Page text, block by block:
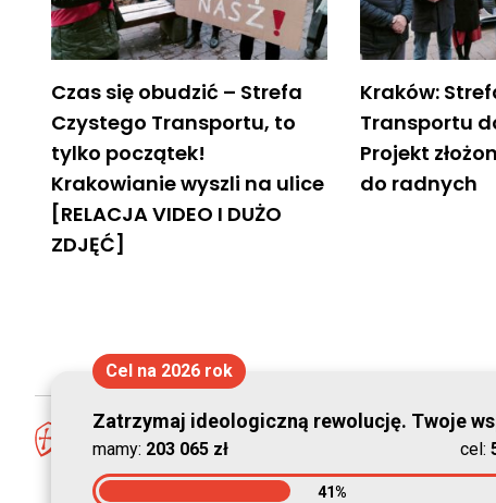
Czas się obudzić – Strefa
Czystego Transportu, to
tylko początek!
Krakowianie wyszli na ulice
[RELACJA VIDEO I DUŻO
ZDJĘĆ]
Kraków:
Transportu
Projekt
do radnych
Cel na 2026 rok
Zatrzymaj ideologiczną rewolucję. Twoje
mamy: 203 065 zł cel:
41%